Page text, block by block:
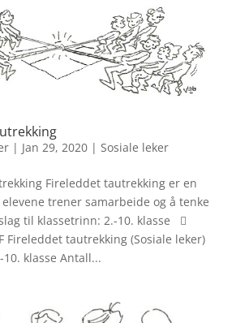
| Jan 29, 2020| Sosiale leker
Fireleddet tautrekking er en
trener samarbeide og å tenke
til klassetrinn: 2.-10. klasse 
Fireleddet tautrekking (Sosiale leker)
klasse Antall...